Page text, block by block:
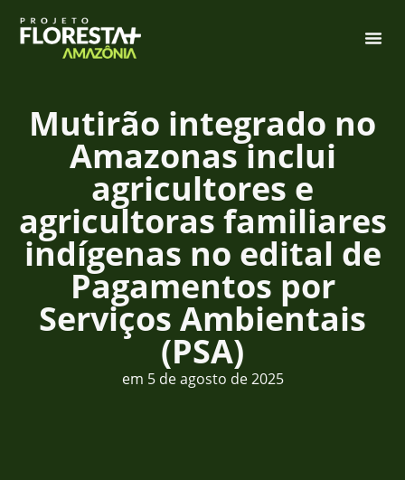
Mutirão integrado no
Amazonas inclui
agricultores e
agricultoras familiares
indígenas no edital de
Pagamentos por
Serviços Ambientais
(PSA)
em 5 de agosto de 2025